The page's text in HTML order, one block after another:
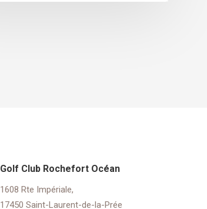
Golf Club Rochefort Océan
1608 Rte Impériale,
17450 Saint-Laurent-de-la-Prée